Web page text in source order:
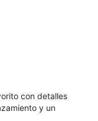
con detalles
y un